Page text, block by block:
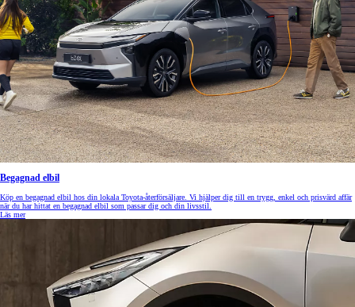
Begagnad elbil
Köp en begagnad elbil hos din lokala Toyota-återförsäljare. Vi hjälper dig till en trygg, enkel och prisvärd affär
när du har hittat en begagnad elbil som passar dig och din livsstil.
Läs mer